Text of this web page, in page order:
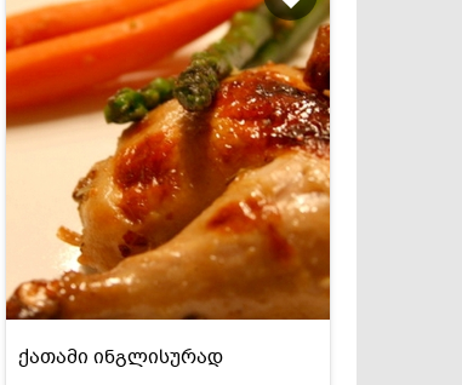
კონსერვი და
სოუსები
ქათამი ინგლისურად